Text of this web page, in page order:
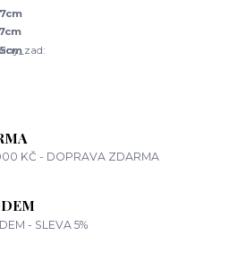
KČ - DOPRAVA ZDARMA
- SLEVA 5%